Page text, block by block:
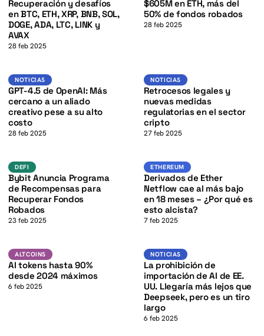
Recuperación y desafíos
en BTC, ETH, XRP, BNB, SOL,
DOGE, ADA, LTC, LINK y
AVAX
28 feb 2025
$605M en ETH, más del
50% de fondos robados
28 feb 2025
Noticias
K
NOTICIAS
GPT-4.5 de OpenAI: Más
cercano a un aliado
creativo pese a su alto
costo
28 feb 2025
Noticias
NOTICIAS
Retrocesos legales y
nuevas medidas
regulatorias en el sector
cripto
27 feb 2025
K
DEFI
Bybit Anuncia Programa
de Recompensas para
Recuperar Fondos
Robados
23 feb 2025
Ethereum
ETHEREUM
Derivados de Ether
Netflow cae al más bajo
en 18 meses – ¿Por qué es
esto alcista?
7 feb 2025
Altcoins
K
ALTCOINS
AI tokens hasta 90%
desde 2024 máximos
6 feb 2025
Noticias
NOTICIAS
La prohibición de
importación de AI de EE.
UU. Llegaría más lejos que
Deepseek, pero es un tiro
largo
6 feb 2025